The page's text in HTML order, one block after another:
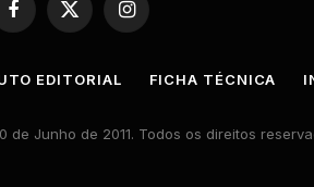
Facebook
X
Instagram
EDITORIAL FICHA TÉCNICA
de Junho de 2011. Todos os direitos